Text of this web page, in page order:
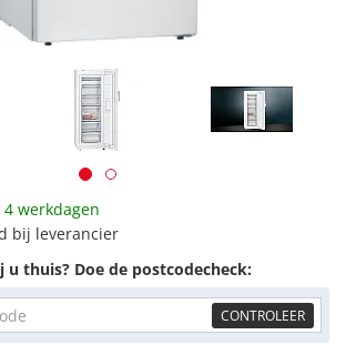
werkdagen
bij leverancier
thuis? Doe de postcodecheck:
CONTROLEER